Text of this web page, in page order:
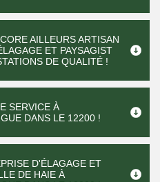
AILLEURS ARTISAN
ET PAYSAGIST
DE QUALITÉ !
SERVICE À
DANS LE 12200 !
D'ÉLAGAGE ET
DE HAIE À